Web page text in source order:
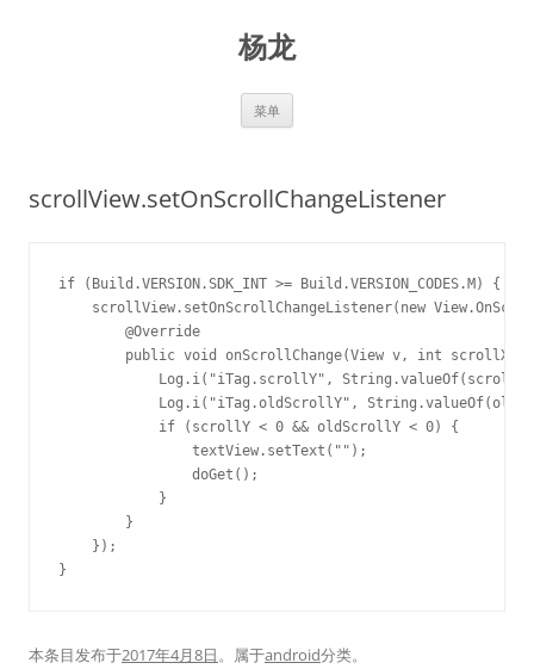
杨龙
菜单
scrollView.setOnScrollChangeListener
if (Build.VERSION.SDK_INT >= Build.VERSION_CODES.M) {
scrollView.setOnScrollChangeListener(new
        @Override
public void onScrollChange(View v, int scrollX,
Log.i("iTag.scrollY",
Log.i("iTag.oldScrollY",
            if (scrollY < 0 && oldScrollY < 0) {
                textView.setText("");
                doGet();
            }
        }
    });
}
本条目发布于2017年4月8日。属于android分类。